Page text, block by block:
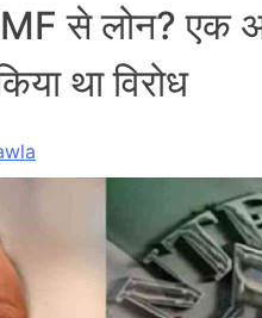
IMF से लोन? एक
था विरोध